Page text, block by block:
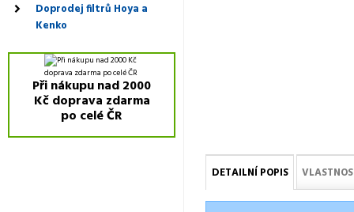
DETAILNÍ POPIS
Doprodej filtrů Hoya a
Kenko
Při nákupu nad 2000
Kč doprava zdarma
po celé ČR